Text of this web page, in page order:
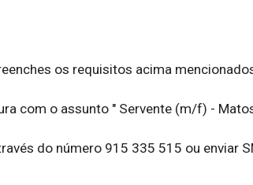
os requisitos acima
com o assunto " Servente (m/f) -
do número 915 335 515 ou enviar